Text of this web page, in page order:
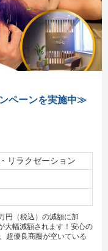
ペーンを実施中≫
リラクゼーション
円（税込）の減額に加
大幅減額されます！安心の
超優良商圏が空いている